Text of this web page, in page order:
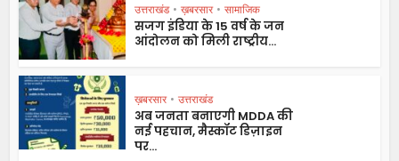
उत्तराखंड • ख़बरसार • सामाजिक
सजग इंडिया के 15 वर्ष के जन
आंदोलन को मिली राष्ट्रीय...
ख़बरसार • उत्तराखंड
अब जनता बनाएगी MDDA की
नई पहचान, मैस्कॉट डिज़ाइन
पर...